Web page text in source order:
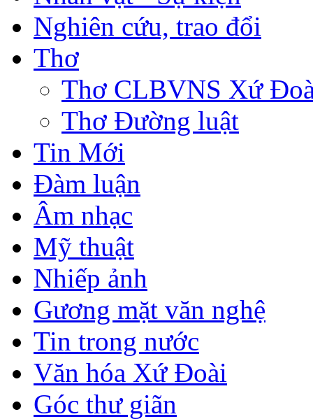
Nghiên cứu, trao đổi
Thơ
Thơ CLBVNS Xứ
Thơ Đường luật
Tin Mới
Đàm luận
Âm nhạc
Mỹ thuật
Nhiếp ảnh
Gương mặt văn nghệ
Tin trong nước
Văn hóa Xứ Đoài
Góc thư giãn